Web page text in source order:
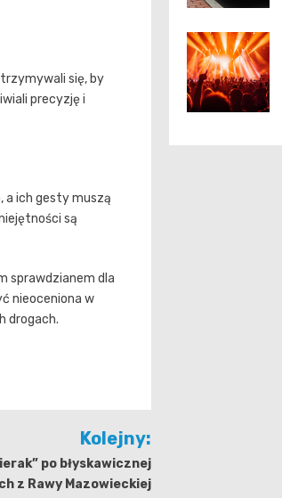
się, by
precyzję i
a ich gesty muszą
są
sprawdzianem dla
nieoceniona w
drogach.
Kolejny:
po błyskawicznej
z Rawy Mazowieckiej